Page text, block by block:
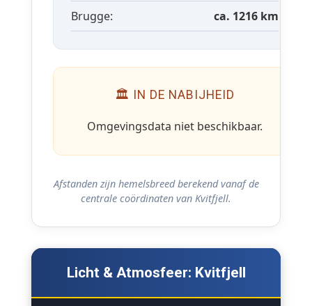
Brugge:
ca. 1216 km
🏛 IN DE NABIJHEID
Omgevingsdata niet beschikbaar.
Afstanden zijn hemelsbreed berekend vanaf de
centrale coördinaten van Kvitfjell.
Licht & Atmosfeer: Kvitfjell